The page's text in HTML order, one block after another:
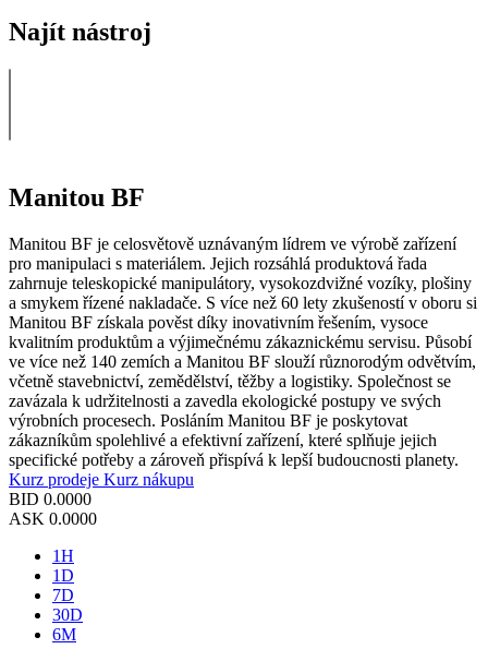
Najít nástroj
Manitou BF
Manitou BF je celosvětově uznávaným lídrem ve výrobě zařízení
pro manipulaci s materiálem. Jejich rozsáhlá produktová řada
zahrnuje teleskopické manipulátory, vysokozdvižné vozíky, plošiny
a smykem řízené nakladače. S více než 60 lety zkušeností v oboru si
Manitou BF získala pověst díky inovativním řešením, vysoce
kvalitním produktům a výjimečnému zákaznickému servisu. Působí
ve více než 140 zemích a Manitou BF slouží různorodým odvětvím,
včetně stavebnictví, zemědělství, těžby a logistiky. Společnost se
zavázala k udržitelnosti a zavedla ekologické postupy ve svých
výrobních procesech. Posláním Manitou BF je poskytovat
zákazníkům spolehlivé a efektivní zařízení, které splňuje jejich
specifické potřeby a zároveň přispívá k lepší budoucnosti planety.
Kurz prodeje Kurz nákupu
BID 0.0000
ASK 0.0000
1H
1D
7D
30D
6M